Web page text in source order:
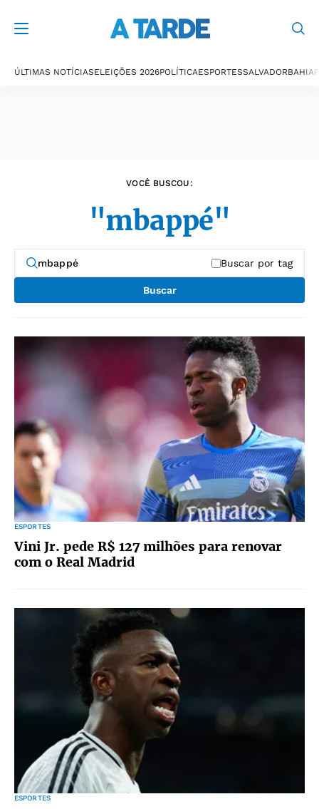
ÚLTIMAS NOTÍCIASELEIÇÕES 2026POLÍTICAESPORTESSALVADORBAHIA
VOCÊ BUSCOU:
"mbappé"
Buscar por tag
Buscar
ESPORTES
Vini Jr. pede R$ 127 milhões para renovar
com o Real Madrid
ESPORTES